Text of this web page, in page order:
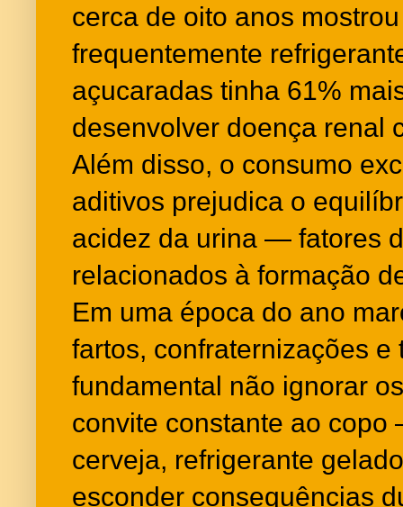
cerca de oito anos
frequentemente
açucaradas tinha 61%
desenvolver doença renal
Além disso, o consumo
aditivos prejudica o
acidez da urina — fatores
relacionados à formação
Em uma época do ano
fartos, confraternizações e
fundamental não ignorar
convite constante ao
cerveja, refrigerante
esconder consequências